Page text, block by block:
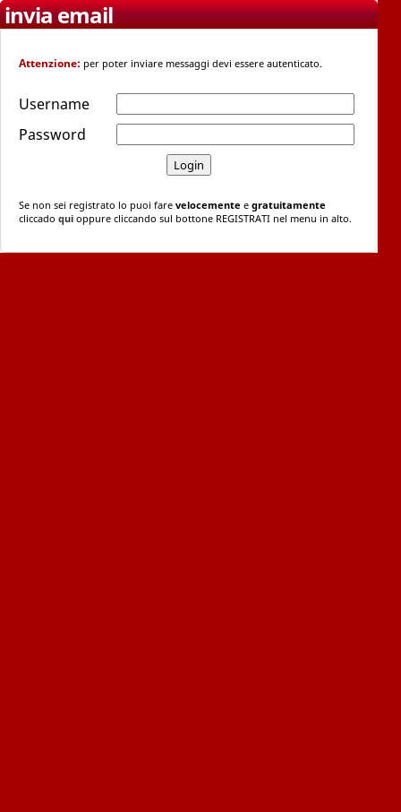
invia email
Attenzione: per poter inviare messaggi devi essere autenticato.
Username
Password
Se non sei registrato lo puoi fare velocemente e gratuitamente
cliccado qui oppure cliccando sul bottone REGISTRATI nel menu in alto.